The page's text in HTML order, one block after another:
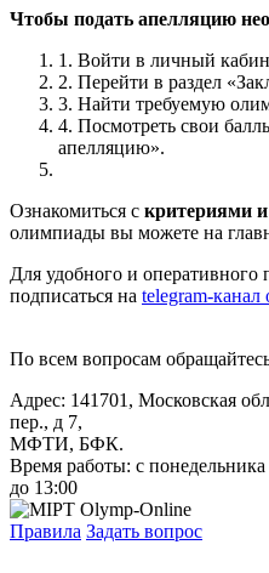
Чтобы подать апелляцию
1. Войти в личный
2. Перейти в раздел
3. Найти требуемую
4. Посмотреть свои
апелляцию».
Ознакомиться с критериями
олимпиады вы можете на
Для удобного и оперативного
подписаться на telegram-
По всем вопросам
Адрес: 141701, Московская
пер., д 7,
МФТИ, БФК.
Время работы: с
до 13:00
Правила Задать вопрос